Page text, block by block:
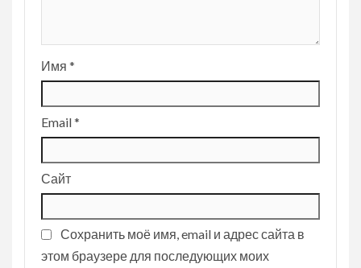
Имя *
Email*
Сайт
Сохранить моё имя, email и адрес сайта в
этом браузере для последующих моих